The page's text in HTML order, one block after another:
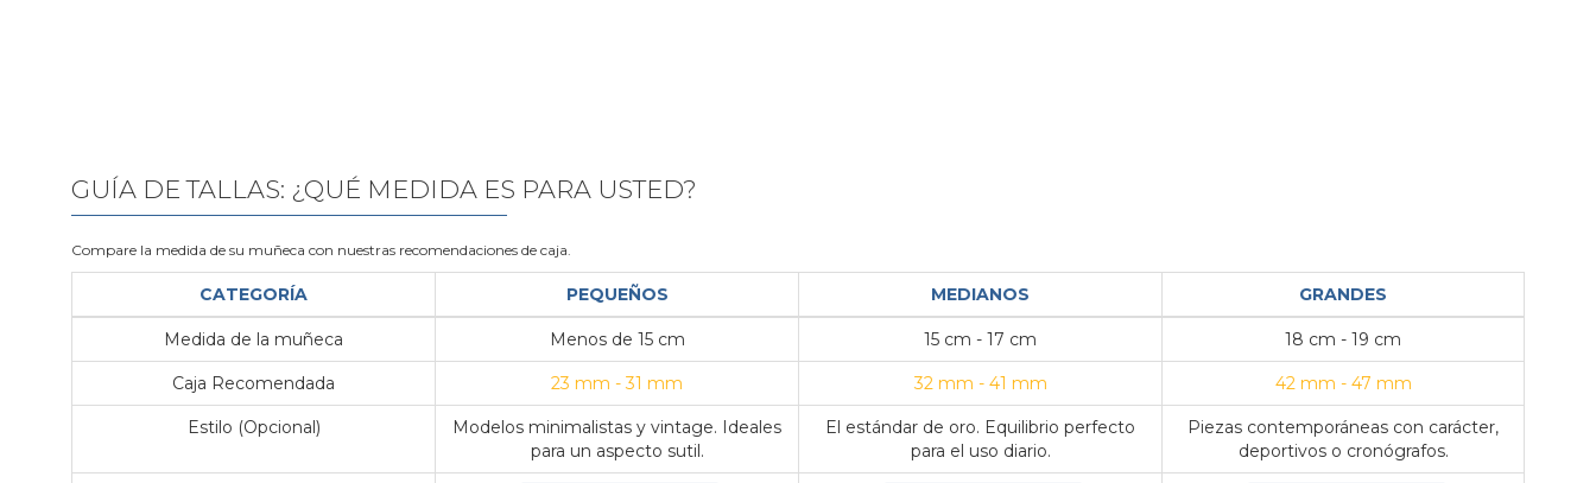
GUÍA DE TALLAS: ¿QUÉ MEDIDA ES PARA USTED?
Compare la medida de su muñeca con nuestras recomendaciones de caja.
CATEGORÍA PEQUEÑOS MEDIANOS GRANDES
Medida de la muñeca Menos de 15 cm 15 cm - 17 cm 18 cm - 19 cm
Caja Recomendada 23 mm - 31 mm 32 mm - 41 mm 42 mm - 47 mm
Estilo (Opcional)
Modelos minimalistas y vintage. Ideales
para un aspecto sutil.
El estándar de oro. Equilibrio perfecto
para el uso diario.
Piezas contemporáneas con carácter,
deportivos o cronógrafos.